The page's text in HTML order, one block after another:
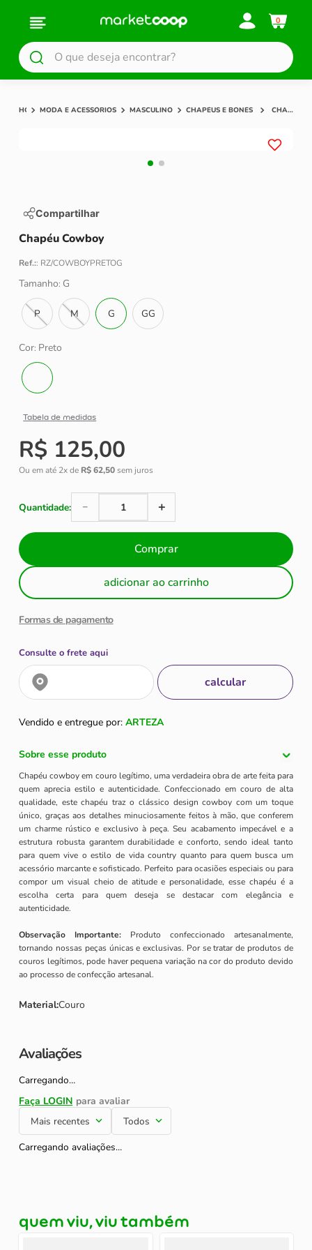
0
O que deseja encontrar?
MODA E ACESSÓRIOS MASCULINO CHAPÉUS E BONÉS CHAPÉU COWBOY
Compartilhar
Chapéu Cowboy
Ref.:: RZ/COWBOYPRETOG
Tamanho: G
P M G GG
Cor: Preto
Tabela de medidas
R$ 125,00
Ou em até 2x de R$ 62,50sem juros
＋
－
Comprar
adicionar ao carrinho
Formas de pagamento
Consulte o frete aqui
Vendido e entregue por: ARTEZA
Sobre esse produto
Chapéu cowboy em couro legítimo, uma verdadeira obra de arte feita para
quem aprecia estilo e autenticidade. Confeccionado em couro de alta
qualidade, este chapéu traz o clássico design cowboy com um toque
único, graças aos detalhes minuciosamente feitos à mão, que conferem
um charme rústico e exclusivo à peça. Seu acabamento impecável e a
estrutura robusta garantem durabilidade e conforto, sendo ideal tanto
para quem vive o estilo de vida country quanto para quem busca um
acessório marcante e sofisticado. Perfeito para ocasiões especiais ou para
compor um visual cheio de atitude e personalidade, esse chapéu é a
escolha certa para quem deseja se destacar com elegância e
autenticidade.
Observação Importante: Produto confeccionado artesanalmente,
tornando nossas peças únicas e exclusivas. Por se tratar de produtos de
couros legítimos, pode haver pequena variação na cor do produto devido
ao processo de confecção artesanal.
Material:Couro
Avaliações
Carregando…
Mais recentes
Todos
Carregando avaliações…
quem viu, viu também